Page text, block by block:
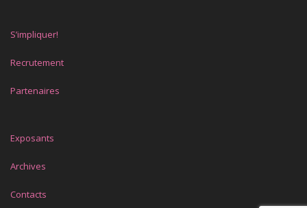
S’impliquer!
Recrutement
Partenaires
Exposants
Archives
Contacts